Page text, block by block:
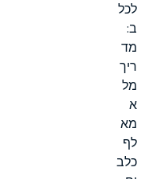
לכל
ב:
מד
ריך
מל
א
מא
לף
כלב